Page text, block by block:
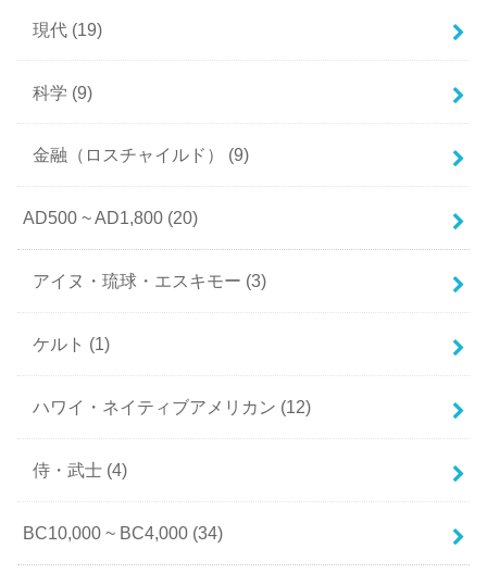
現代 (19)
科学 (9)
金融（ロスチャイルド） (9)
AD500 ~ AD1,800 (20)
アイヌ・琉球・エスキモー (3)
ケルト (1)
ハワイ・ネイティブアメリカン (12)
侍・武士 (4)
BC10,000 ~ BC4,000 (34)